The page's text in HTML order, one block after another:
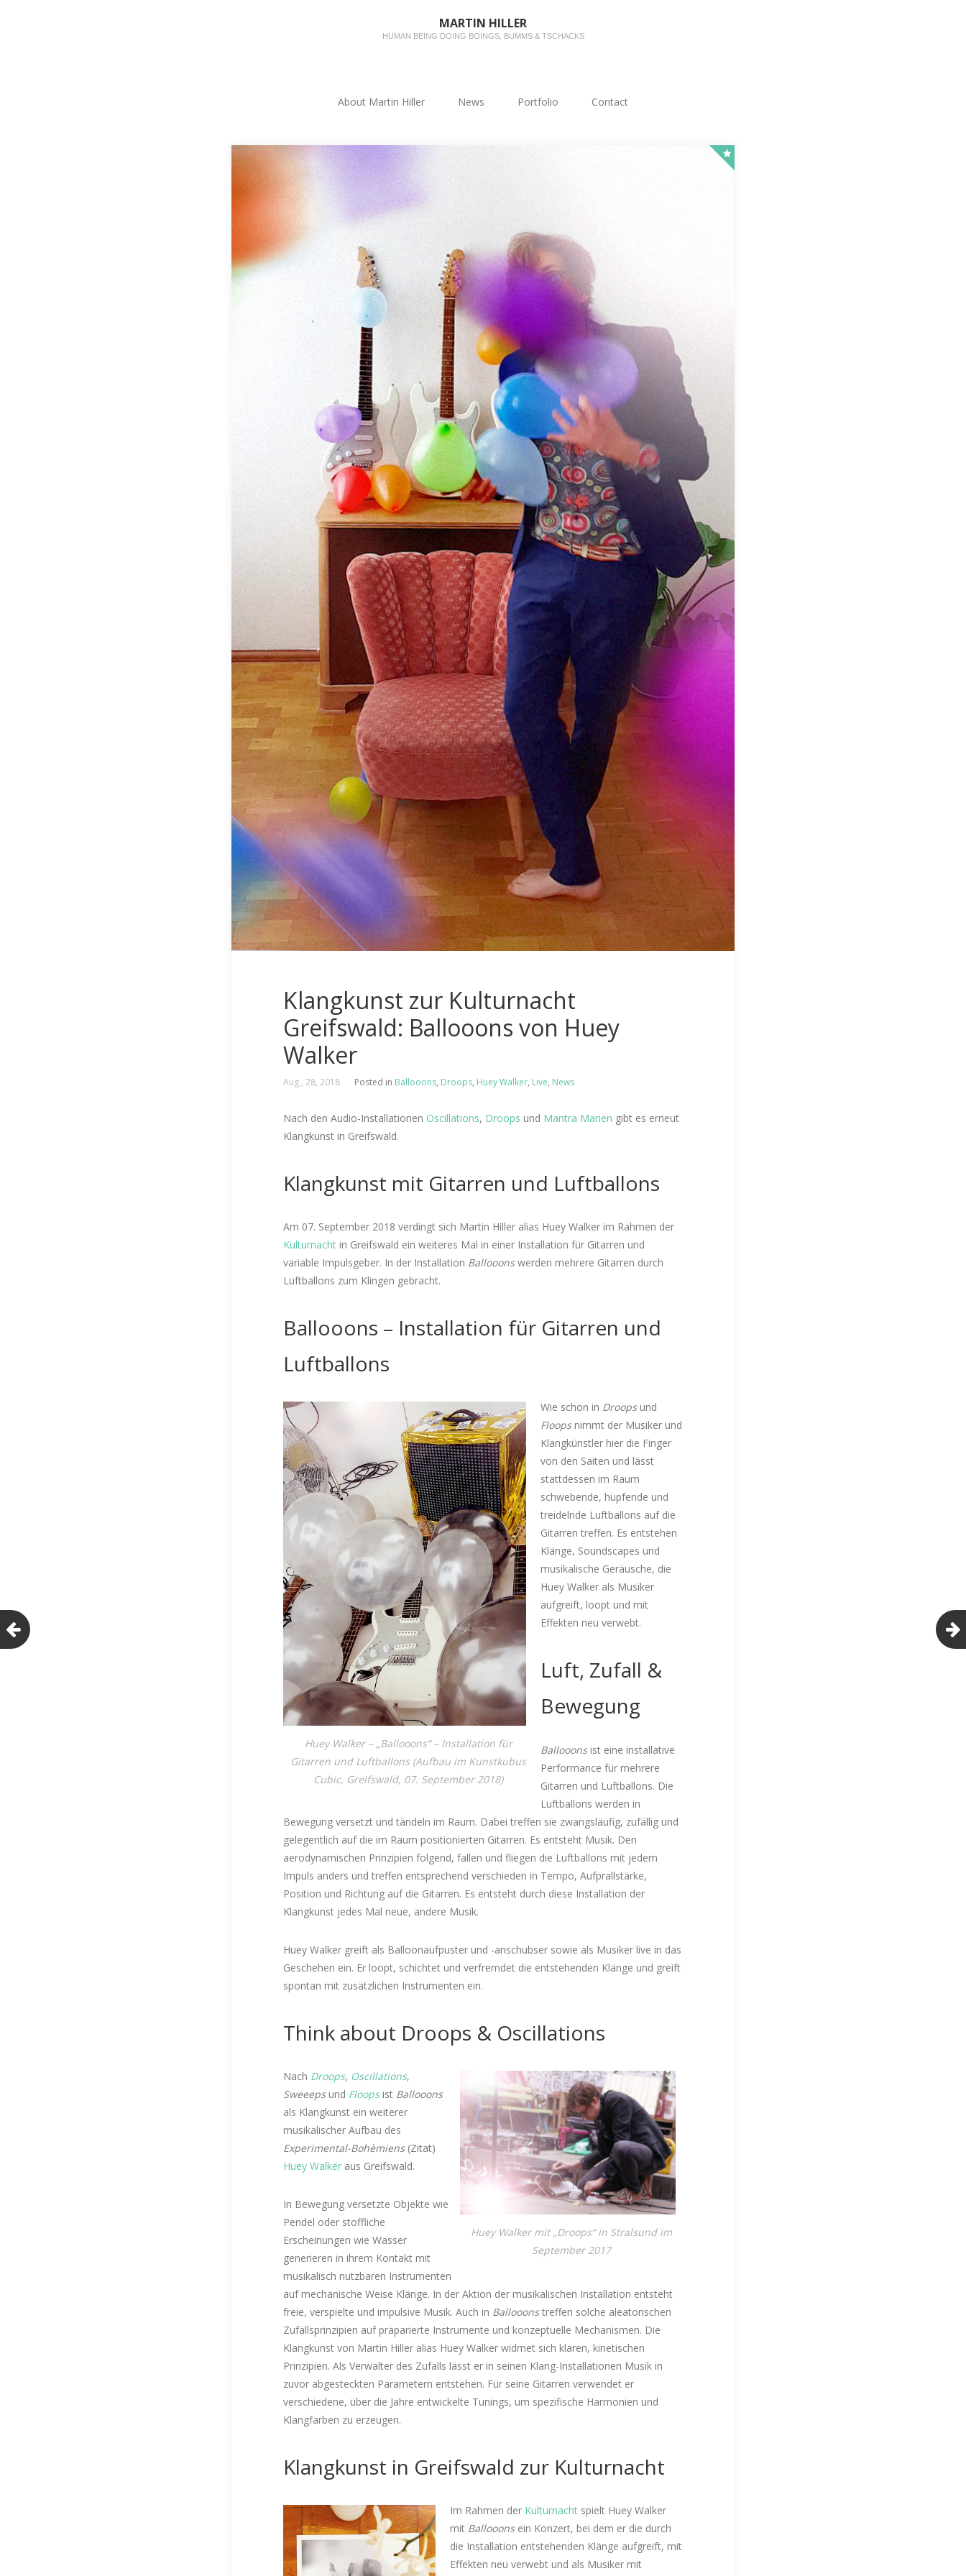
MARTIN HILLER
HUMAN BEING DOING BOINGS, BUMMS & TSCHACKS
About Martin Hiller News Portfolio Contact
Klangkunst zur Kulturnacht
Greifswald: Ballooons von Huey
Walker
Aug., 28, 2018 Posted in Ballooons, Droops, Huey Walker, Live, News
Nach den Audio-Installationen Oscillations, Droops und Mantra Marien gibt es erneut
Klangkunst in Greifswald.
Klangkunst mit Gitarren und Luftballons
Am 07. September 2018 verdingt sich Martin Hiller alias Huey Walker im Rahmen der
Kulturnacht in Greifswald ein weiteres Mal in einer Installation für Gitarren und
variable Impulsgeber. In der Installation Ballooonswerden mehrere Gitarren durch
Luftballons zum Klingen gebracht.
Ballooons – Installation für Gitarren und
Luftballons
Huey Walker – „Ballooons“ – Installation für
Gitarren und Luftballons (Aufbau im Kunstkubus
Cubic, Greifswald, 07. September 2018)
Wie schon in Droopsund
Floopsnimmt der Musiker und
Klangkünstler hier die Finger
von den Saiten und lässt
stattdessen im Raum
schwebende, hüpfende und
treidelnde Luftballons auf die
Gitarren treffen. Es entstehen
Klänge, Soundscapes und
musikalische Geräusche, die
Huey Walker als Musiker
aufgreift, loopt und mit
Effekten neu verwebt.
Luft, Zufall &
Bewegung
Ballooonsist eine installative
Performance für mehrere
Gitarren und Luftballons. Die
Luftballons werden in
Bewegung versetzt und tändeln im Raum. Dabei treffen sie zwangsläufig, zufällig und
gelegentlich auf die im Raum positionierten Gitarren. Es entsteht Musik. Den
aerodynamischen Prinzipien folgend, fallen und fliegen die Luftballons mit jedem
Impuls anders und treffen entsprechend verschieden in Tempo, Aufprallstärke,
Position und Richtung auf die Gitarren. Es entsteht durch diese Installation der
Klangkunst jedes Mal neue, andere Musik.
Huey Walker greift als Balloonaufpuster und -anschubser sowie als Musiker live in das
Geschehen ein. Er loopt, schichtet und verfremdet die entstehenden Klänge und greift
spontan mit zusätzlichen Instrumenten ein.
Think about Droops & Oscillations
Huey Walker mit „Droops“ in Stralsund im
September 2017
Nach Droops, Oscillations,
Sweeepsund Floopsist Ballooons
als Klangkunst ein weiterer
musikalischer Aufbau des
Experimental-Bohèmiens(Zitat)
Huey Walker aus Greifswald.
In Bewegung versetzte Objekte wie
Pendel oder stoffliche
Erscheinungen wie Wasser
generieren in ihrem Kontakt mit
musikalisch nutzbaren Instrumenten
auf mechanische Weise Klänge. In der Aktion der musikalischen Installation entsteht
freie, verspielte und impulsive Musik. Auch in Ballooonstreffen solche aleatorischen
Zufallsprinzipien auf präparierte Instrumente und konzeptuelle Mechanismen. Die
Klangkunst von Martin Hiller alias Huey Walker widmet sich klaren, kinetischen
Prinzipien. Als Verwalter des Zufalls lässt er in seinen Klang-Installationen Musik in
zuvor abgesteckten Parametern entstehen. Für seine Gitarren verwendet er
verschiedene, über die Jahre entwickelte Tunings, um spezifische Harmonien und
Klangfarben zu erzeugen.
Klangkunst in Greifswald zur Kulturnacht
Im Rahmen der Kulturnacht spielt Huey Walker
mit Ballooonsein Konzert, bei dem er die durch
die Installation entstehenden Klänge aufgreift, mit
Effekten neu verwebt und als Musiker mit